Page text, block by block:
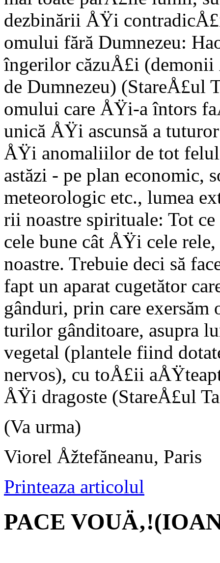
dezbinării ÅŸi
omului fără Dumnezeu:
îngerilor căzuÅ£i (demonii
de Dumnezeu) (StareÅ£ul
omului care ÅŸi-a întors
unică ÅŸi ascunsă a
ÅŸi anomaliilor de tot felul
astăzi - pe plan economic,
meteorologic etc., lumea
rii noastre spirituale: Tot
cele bune cât ÅŸi cele
noastre. Trebuie deci să
fapt un aparat cugetător
gânduri, prin care
turilor gânditoare, asupra
vegetal (plan­tele fiind
nervos), cu toÅ£ii
ÅŸi dragoste (StareÅ£ul
(Va urma)
Viorel Åžtefăneanu, Paris
Printeaza articolul
PACE